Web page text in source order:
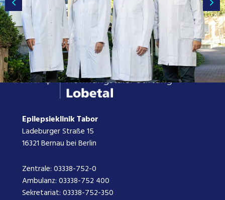
Epilepsieklinik Tabor
Ladeburger Straße 15
16321 Bernau bei Berlin
Zentrale: 03338-752-0
Ambulanz: 03338-752 400
Sekretariat: 03338-752-350